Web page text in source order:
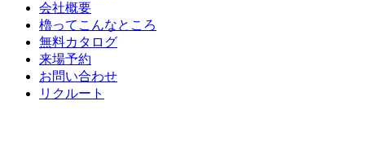
会社概要
櫓ってこんなところ
無料カタログ
来場予約
お問い合わせ
リクルート